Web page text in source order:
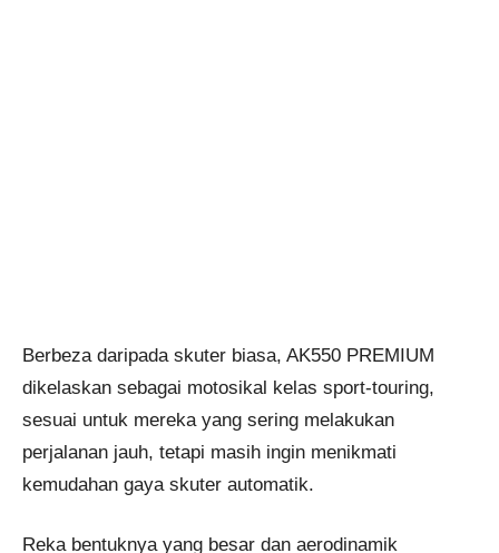
Berbeza daripada skuter biasa, AK550 PREMIUM
dikelaskan sebagai motosikal kelas sport-touring,
sesuai untuk mereka yang sering melakukan
perjalanan jauh, tetapi masih ingin menikmati
kemudahan gaya skuter automatik.
Reka bentuknya yang besar dan aerodinamik